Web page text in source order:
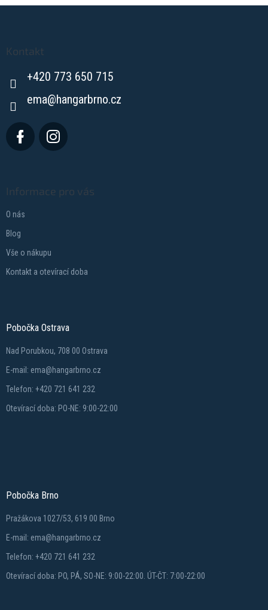
Kontakt
+420 773 650 715
ema@hangarbrno.cz
Informace pro vás
O nás
Blog
Vše o nákupu
Kontakt a otevírací doba
Pobočka Ostrava
Nad Porubkou, 708 00 Ostrava
E-mail: ema@hangarbrno.cz
Telefon: +420 721 641 232
Otevírací doba: PO-NE: 9:00-22:00
Pobočka Brno
Pražákova 1027/53, 619 00 Brno
E-mail: ema@hangarbrno.cz
Telefon: +420 721 641 232
Otevírací doba: PO, PÁ, SO-NE: 9:00-22:00. ÚT-ČT: 7:00-22:00